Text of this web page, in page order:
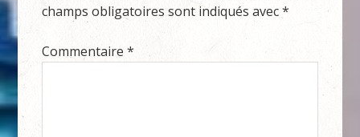
champs obligatoires sont indiqués avec*
Commentaire*